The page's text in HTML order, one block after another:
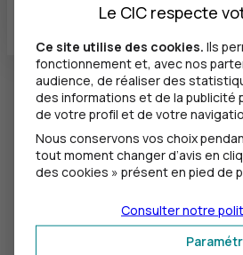
Le CIC respecte
Ce site utilise des cookies. Ils
fonctionnement et, avec nos
audience, de réaliser des
des informations et de la publicité
de votre profil et de votre
Nous conservons vos choix
tout moment changer d’avis en
des cookies » présent en pied de
Consulter notre